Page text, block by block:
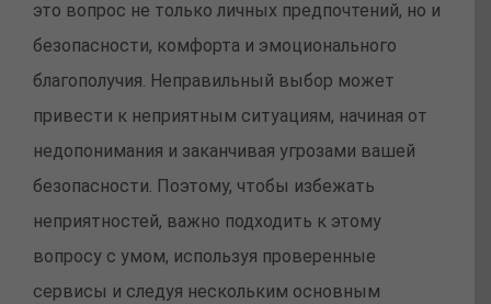
это вопрос не только личных предпочтений, но и
безопасности, комфорта и эмоционального
благополучия. Неправильный выбор может
привести к неприятным ситуациям, начиная от
недопонимания и заканчивая угрозами вашей
безопасности. Поэтому, чтобы избежать
неприятностей, важно подходить к этому
вопросу с умом, используя проверенные
сервисы и следуя нескольким основным